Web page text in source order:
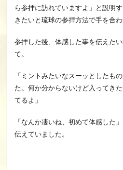
ら参拝に訪れていますよ」と説明
きたいと琉球の参拝方法で手を合わ
参拝した後、体感した事を伝えた
て。
「ミントみたいなスーッとしたも
た。何か分からないけど入ってき
てるよ」
「なんか凄いね、初めて体感した
伝えていました。